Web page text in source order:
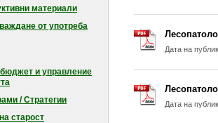
материали
от употреба
и управление
/ Стратегии
старост
Дата на
Дата на